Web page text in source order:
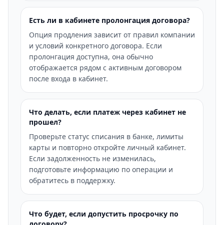
Есть ли в кабинете пролонгация договора?
Опция продления зависит от правил компании
и условий конкретного договора. Если
пролонгация доступна, она обычно
отображается рядом с активным договором
после входа в кабинет.
Что делать, если платеж через кабинет не
прошел?
Проверьте статус списания в банке, лимиты
карты и повторно откройте личный кабинет.
Если задолженность не изменилась,
подготовьте информацию по операции и
обратитесь в поддержку.
Что будет, если допустить просрочку по